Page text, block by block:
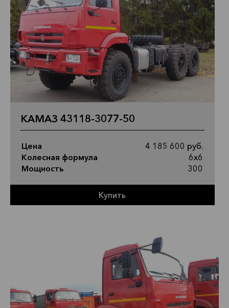
КАМАЗ 43118-3077-50
Цена
4 185 600 руб.
Колесная формула
6х6
Мощность
300
Купить